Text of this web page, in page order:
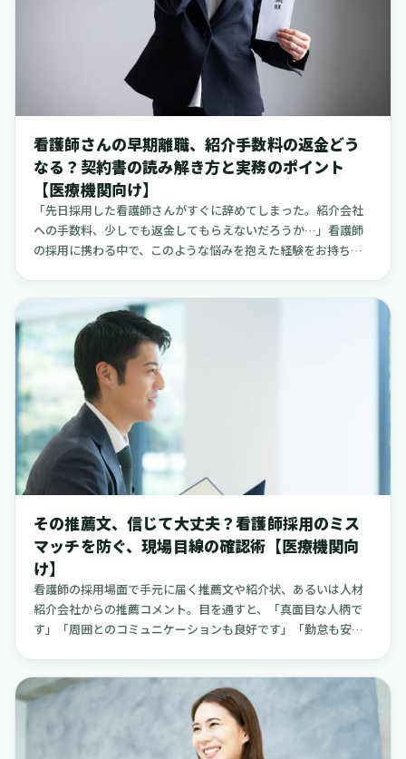
を同時に比較検討しているのが当たり前の状況といえます。こ
のような状況で、合否の連絡や面接の調整に時間をかけてしま
うと、その間に応募者の方が他の事業所に就職を決めてしまう
可能性が高まります。実際に、クリニック向けの経営情報サイ
トなどでは「合否の連絡は、面接後3日以内が目安」といった具
体的なアドバイスが見られるほど、採用活動のスピードは重要
欲が低いからだ」と単純に片付けてしまうのは、貴重な採用の
機会を逃していることにつながるかもしれません。連絡が途絶
えてしまう背景には、さまざまな要因が複雑に絡み合っていま
す。この記事では、応募者と連絡がつきにくくなる原因を、
「紹介エージェント」「院内体制」「応募者自身」という３つ
の視点から丁寧に解きほぐしていきます。そして、小規模な病
えながら整理していきます。また、記事の途中では、採用のミ
スマッチを減らしながら、よりスムーズに応募者と接点を持つ
ための新しい選択肢として「お試し勤務」という考え方にも触
れていきます。この方法は、特に看護師の登録者数が多く、求
人を出す側の手間も少ない募集サービス「クーラ」のような仕
組みを活用することで、無理なく始めることができます。
看護師さんの早期離職、紹介手数料の返金どう
なる？契約書の読み解き方と実務のポイント
【医療機関向け】
「先日採用した看護師さんがすぐに辞めてしまった。紹介会社
への手数料、少しでも返金してもらえないだろうか…」看護師
の採用に携わる中で、このような悩みを抱えた経験をお持ちの
「返金規定（返戻金制度）」が設けられていることが多くあり
ます。これは、採用側のリスクを軽減するための大切な仕組み
です。しかし、この規定の表現は紹介会社によって様々で、
「在籍日数の数え方が違う」「対象となる離職理由が限られて
いる」「通知の期限が短い」など、細かい部分の解釈を誤る
と、本来受けられるはずの返金を受け取れなくなってしまうこ
とがあります。この記事では、特に小規模の病院やクリニッ
ク、訪問看護ステーション、介護施設などで採用を担当されて
いる方々が、返金規定を正しく理解し、実際に返金を受けられ
る確率を高めるための実務的なポイントを、公表されている具
参考に、そして院内のルール作りの一助として、ぜひご活用く
ださい。なお、制度の詳細は個々の契約によって異なりますの
で、最終的なご確認は必ずお手元の契約書本文でお願いいたし
ます。
その推薦文、信じて大丈夫？看護師採用のミス
マッチを防ぐ、現場目線の確認術【医療機関向
け】
看護師の採用場面で手元に届く推薦文や紹介状、あるいは人材
紹介会社からの推薦コメント。目を通すと、「真面目な人柄で
す」「周囲とのコミュニケーションも良好です」「勤怠も安定
かし、採用を担う院長先生や看護部長、人事担当者の皆さまが
本当に知りたいのは、もう少し具体的な場面での動きではない
でしょうか。例えば、「週明けで最も忙しい月曜午前の外来
で、20件の採血をどのように工夫して終わらせたのか」「予期